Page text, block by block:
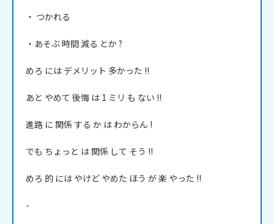
・ つかれる
・あそぶ 時間 減る とか ?
めろ には デメリット 多かった !!
あと やめて 後悔 は 1 ミリ も ない !!
進路 に 関係 する か は わからん !
でも ちょっと は 関係 して そう !!
めろ 的 には やけど やめた ほう が 楽 やった !!
-